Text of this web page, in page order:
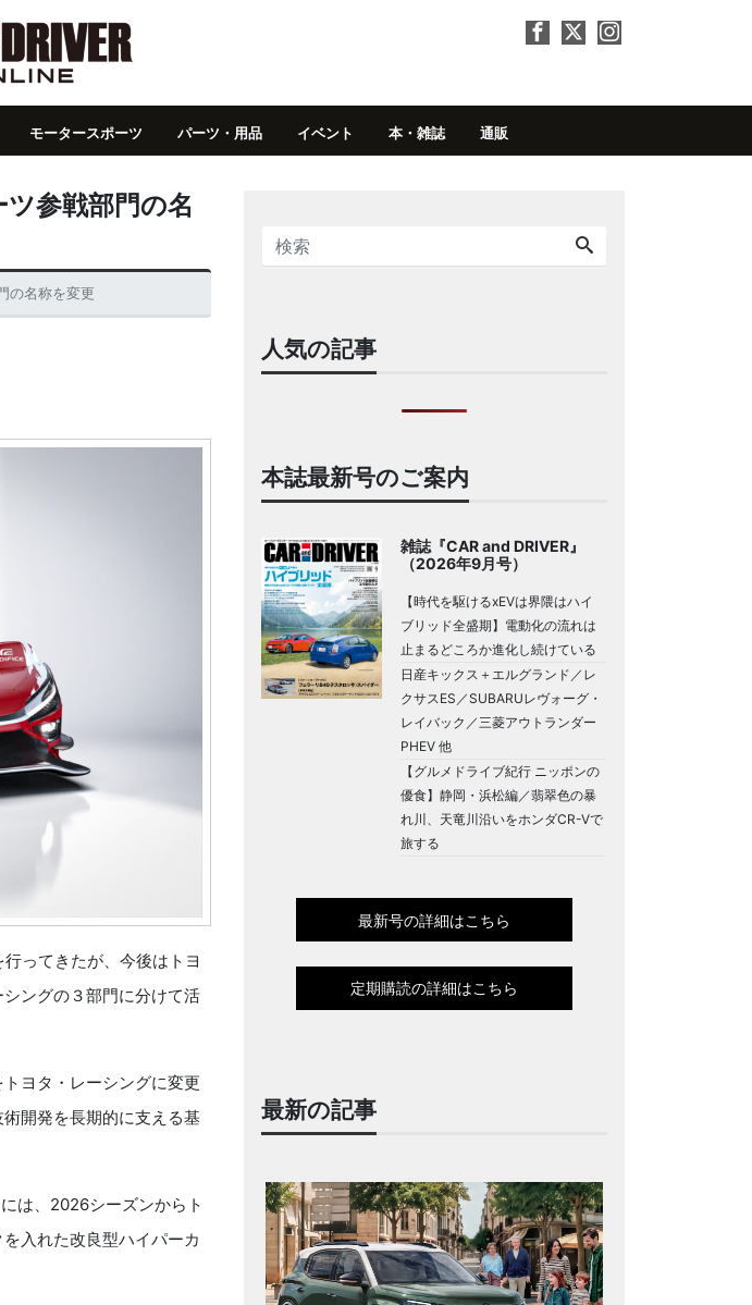
モータースポーツ パーツ・用品 イベント 本・雑誌 通販
参戦部門の名
の名称を変更
ってきたが、今後はトヨ
ングの３部門に分けて活
ヨタ・レーシングに変更
開発を長期的に支える基
は、2026シーズンからト
入れた改良型ハイパーカ
人気の記事
本誌最新号のご案内
雑誌『CAR and DRIVER』
（2026年9月号）
【時代を駆けるxEVは界隈はハイ
ブリッド全盛期】電動化の流れは
止まるどころか進化し続けている
日産キックス＋エルグランド／レ
クサスES／SUBARUレヴォーグ・
レイバック／三菱アウトランダー
PHEV 他
【グルメドライブ紀行 ニッポンの
優食】静岡・浜松編／翡翠色の暴
れ川、天竜川沿いをホンダCR-Vで
旅する
最新号の詳細はこちら
定期購読の詳細はこちら
最新の記事